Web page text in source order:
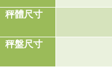
秤體尺寸
秤盤尺寸